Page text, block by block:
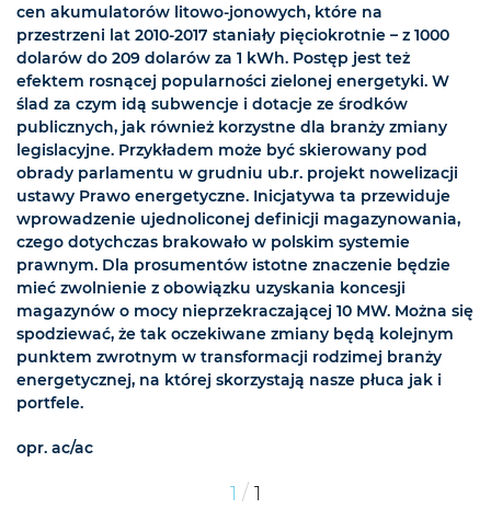
cen akumulatorów litowo-jonowych, które na
przestrzeni lat 2010-2017 staniały pięciokrotnie – z 1000
dolarów do 209 dolarów za 1 kWh. Postęp jest też
efektem rosnącej popularności zielonej energetyki. W
ślad za czym idą subwencje i dotacje ze środków
publicznych, jak również korzystne dla branży zmiany
legislacyjne. Przykładem może być skierowany pod
obrady parlamentu w grudniu ub.r. projekt nowelizacji
ustawy Prawo energetyczne. Inicjatywa ta przewiduje
wprowadzenie ujednoliconej definicji magazynowania,
czego dotychczas brakowało w polskim systemie
prawnym. Dla prosumentów istotne znaczenie będzie
mieć zwolnienie z obowiązku uzyskania koncesji
magazynów o mocy nieprzekraczającej 10 MW. Można się
spodziewać, że tak oczekiwane zmiany będą kolejnym
punktem zwrotnym w transformacji rodzimej branży
energetycznej, na której skorzystają nasze płuca jak i
portfele.
opr. ac/ac
1 / 1